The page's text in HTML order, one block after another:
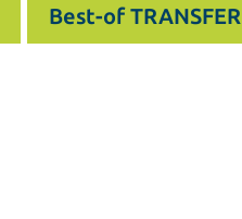
Best-of TRANSFER